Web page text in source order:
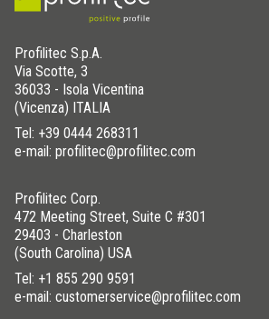
Profilitec S.p.A.
Via Scotte, 3
36033 - Isola Vicentina
(Vicenza) ITALIA
Tel: +39 0444 268311
e-mail: profilitec@profilitec.com
Profilitec Corp.
472 Meeting Street, Suite C #301
29403 - Charleston
(South Carolina) USA
Tel: +1 855 290 9591
e-mail: customerservice@profilitec.com